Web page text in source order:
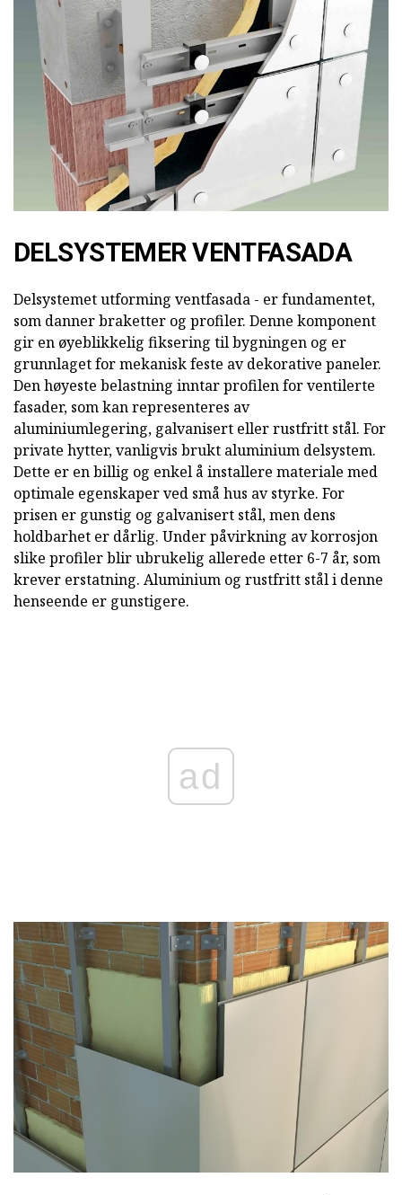
DELSYSTEMER VENTFASADA
Delsystemet utforming ventfasada - er fundamentet,
som danner braketter og profiler. Denne komponent
gir en øyeblikkelig fiksering til bygningen og er
grunnlaget for mekanisk feste av dekorative paneler.
Den høyeste belastning inntar profilen for ventilerte
fasader, som kan representeres av
aluminiumlegering, galvanisert eller rustfritt stål. For
private hytter, vanligvis brukt aluminium delsystem.
Dette er en billig og enkel å installere materiale med
optimale egenskaper ved små hus av styrke. For
prisen er gunstig og galvanisert stål, men dens
holdbarhet er dårlig. Under påvirkning av korrosjon
slike profiler blir ubrukelig allerede etter 6-7 år, som
krever erstatning. Aluminium og rustfritt stål i denne
henseende er gunstigere.
ad